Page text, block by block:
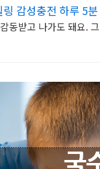
감성충전 하루 5
동받고 나가도 돼요.